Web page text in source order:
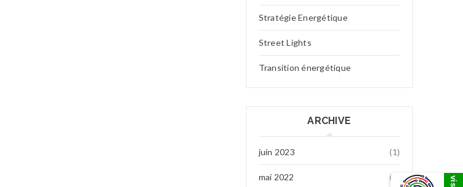
Stratégie Energétique
Street Lights
Transition énergétique
ARCHIVE
juin 2023 (1)
mai 2022 (7)